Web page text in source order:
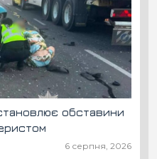
обставини
6 серпня, 2026